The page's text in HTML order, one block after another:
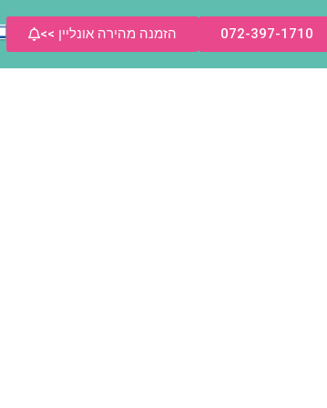
072-397-1710 הזמנה מהירה אונליין >>